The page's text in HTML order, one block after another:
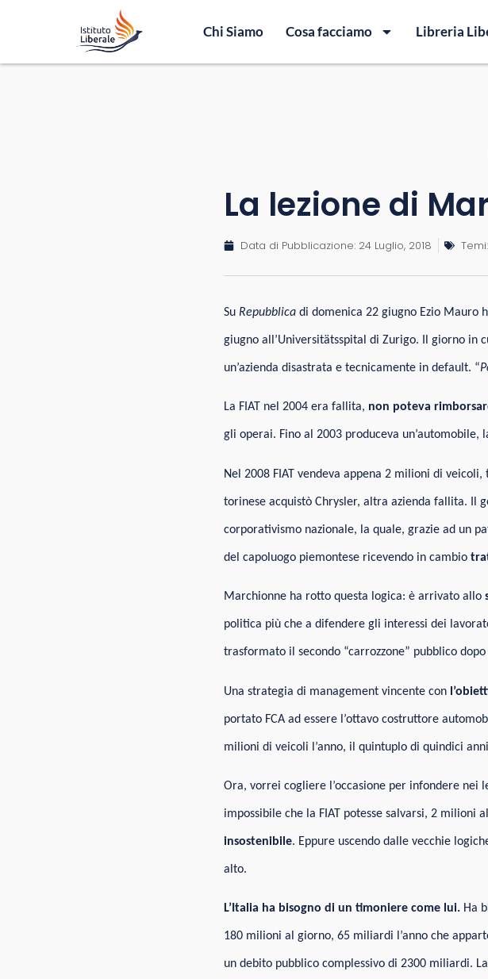
Chi Siamo Cosa facciamo Libreria
La lezione di
Data di Pubblicazione: 24 Luglio, 2018 Temi:
Su Repubblica di domenica 22 giugno Ezio Mauro
giugno all’Universitätsspital di Zurigo. Il giorno in
un’azienda disastrata e tecnicamente in default. “
La FIAT nel 2004 era fallita, non poteva
gli operai. Fino al 2003 produceva
Nel 2008 FIAT vendeva appena 2 milioni di
torinese acquistò Chrysler, altra azienda fallita. Il
corporativismo nazionale, la quale, grazie ad un
del capoluogo piemontese ricevendo in cambio
Marchionne ha rotto questa logica: è arrivato allo
politica più che a difendere gli interessi dei
trasformato il secondo “carrozzone” pubblico
Una strategia di management vincente con
portato FCA ad essere l’ottavo costruttore
milioni di veicoli l’anno, il quintuplo di quindici
Ora, vorrei cogliere l’occasione per infondere nei
impossibile che la FIAT potesse salvarsi, 2 milioni
insostenibile. Eppure uscendo dalle vecchie
alto.
L’Italia ha bisogno di un timoniere come lui. Ha
180 milioni al giorno, 65 miliardi l’anno che
un debito pubblico complessivo di 2300 miliardi. La